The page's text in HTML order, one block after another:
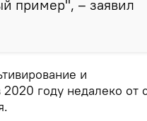
пример", – заявил
и
году недалеко от